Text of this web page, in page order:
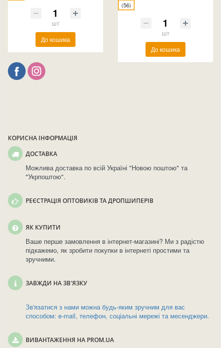
шт
До кошика
(56)
шт
До кошика
КОРИСНА ІНФОРМАЦІЯ
ДОСТАВКА
Можлива доставка по всій Україні "Новою поштою" та
"Укрпоштою".
РЕЄСТРАЦІЯ ОПТОВИКІВ ТА ДРОПШИПЕРІВ
ЯК КУПИТИ
Ваше перше замовлення в інтернет-магазині? Ми з радістю
підкажемо, як зробити покупки в інтернеті простими та
зручними.
ЗАВЖДИ НА ЗВ'ЯЗКУ
Зв'язатися з нами можна будь-яким зручним для вас
способом: e-mail, телефон, соціальні мережі та месенджери.
ВИВАНТАЖЕННЯ НА PROM.UA